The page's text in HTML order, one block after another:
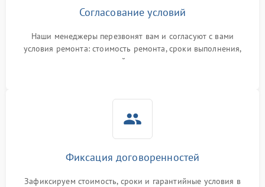
Согласование условий
Наши менеджеры перезвонят вам и согласуют с вами
условия ремонта: стоимость ремонта, сроки выполнения,
гарантийные условия
Фиксация договоренностей
Зафиксируем стоимость, сроки и гарантийные условия в